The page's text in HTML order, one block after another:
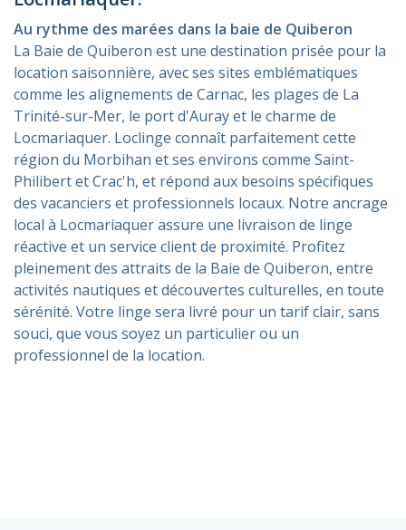
Au rythme des marées dans la baie de Quiberon
La Baie de Quiberon est une destination prisée pour la
location saisonnière, avec ses sites emblématiques
comme les alignements de Carnac, les plages de La
Trinité-sur-Mer, le port d'Auray et le charme de
Locmariaquer. Loclinge connaît parfaitement cette
région du Morbihan et ses environs comme Saint-
Philibert et Crac'h, et répond aux besoins spécifiques
des vacanciers et professionnels locaux. Notre ancrage
local à Locmariaquer assure une livraison de linge
réactive et un service client de proximité. Profitez
pleinement des attraits de la Baie de Quiberon, entre
activités nautiques et découvertes culturelles, en toute
sérénité. Votre linge sera livré pour un tarif clair, sans
souci, que vous soyez un particulier ou un
professionnel de la location.